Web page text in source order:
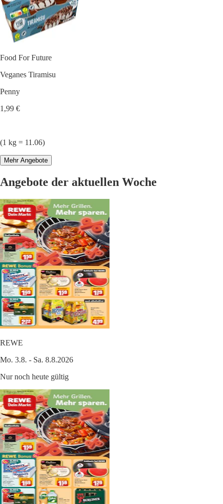
Food For Future
Veganes Tiramisu
Penny
1,99 €
(1 kg = 11.06)
Mehr Angebote
Angebote der aktuellen Woche
REWE
Mo. 3.8. - Sa. 8.8.2026
Nur noch heute gültig